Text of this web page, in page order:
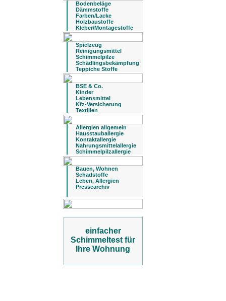
Bodenbeläge
Dämmstoffe
Farben/Lacke
Holzbaustoffe
Kleber/Montagestoffe
Spielzeug
Reinigungsmittel
Schimmelpilze
Schädlingsbekämpfung
Teppiche Stoffe
BSE & Co.
Kinder
Lebensmittel
Kfz-Versicherung
Textilien
Allergien allgemein
Hausstauballergie
Kontaktallergie
Nahrungsmittelallergie
Schimmelpilzallergie
Bauen, Wohnen
Schadstoffe
Leben, Allergien
Pressearchiv
einfacher
Schimmeltest für
Ihre Wohnung